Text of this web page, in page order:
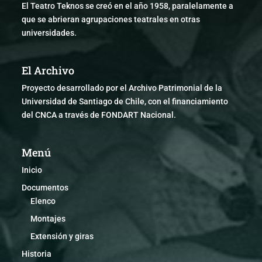
El Teatro Teknos se creó en el año 1958, paralelamente a
que se abrieran agrupaciones teatrales en otras
universidades.
El Archivo
Proyecto desarrollado por el Archivo Patrimonial de la
Universidad de Santiago de Chile, con el financiamiento
del CNCA a través de FONDART Nacional.
Menú
Inicio
Documentos
Elenco
Montajes
Extensión y giras
Historia